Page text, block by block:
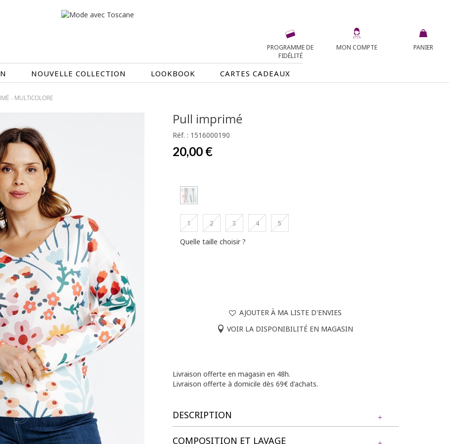
PANIER
MON COMPTE
PROGRAMME DE
FIDÉLITÉ
NOUVELLE COLLECTION LOOKBOOK CARTES CADEAUX
& IMPERS
NOUVELLE COLLECTION
MEILLEURES VENTES
- MULTICOLORE
Pull imprimé
Réf. : 1516000190
20,00 €
1 2 3 4 5
Quelle taille choisir ?
AJOUTER À MA LISTE D'ENVIES
VOIR LA DISPONIBILITÉ EN MAGASIN
Livraison offerte en magasin en 48h.
Livraison offerte à domicile dès 69€ d'achats.
DESCRIPTION
COMPOSITION ET LAVAGE